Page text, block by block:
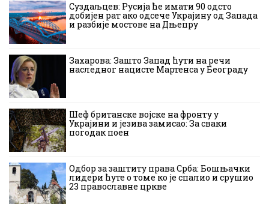
Суздаљцев: Русија ће имати 90 одсто
добијен рат ако одсече Украјину од Запада
и разбије мостове на Дњепру
Захарова: Зашто Запад ћути на речи
наследног нацисте Мартенса у Београду
Шеф британске војске на фронту у
Украјини и језива замисао: За сваки
погодак поен
Одбор за заштиту права Срба: Бошњачки
лидери ћуте о томе ко је спалио и срушио
23 православне цркве